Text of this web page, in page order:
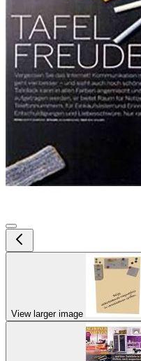
View larger image